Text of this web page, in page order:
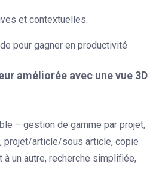
et contextuelles.
pour gagner en productivité
améliorée avec une vue 3D
– gestion de gamme par projet,
projet/article/sous article, copie
à un autre, recherche simplifiée,